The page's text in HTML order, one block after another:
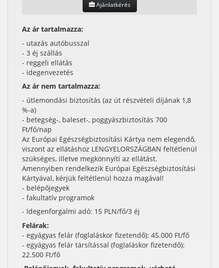
Ajánlatkérés
Az ár tartalmazza:
- utazás autóbusszal
- 3 éj szállás
- reggeli ellátás
- idegenvezetés
Az ár nem tartalmazza:
- útlemondási biztosítás (az út részvételi díjának 1,8
%-a)
- betegség-, baleset-, poggyászbiztosítás 700
Ft/fő/nap
Az Európai Egészségbiztosítási Kártya nem elegendő,
viszont az ellátáshoz LENGYELORSZÁGBAN feltétlenül
szükséges, illetve megkönnyíti az ellátást.
Amennyiben rendelkezik Európai Egészségbiztosítási
Kártyával, kérjük feltétlenül hozza magával!
- belépőjegyek
- fakultatív programok
- Idegenforgalmi adó: 15 PLN/fő/3 éj
Felárak:
- egyágyas felár (foglaláskor fizetendő): 45.000 Ft/fő
- egyágyas felár társítással (foglaláskor fizetendő):
22.500 Ft/fő